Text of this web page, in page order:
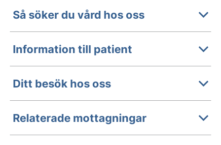
Så söker du vård hos oss
Information till patient
Ditt besök hos oss
Relaterade mottagningar